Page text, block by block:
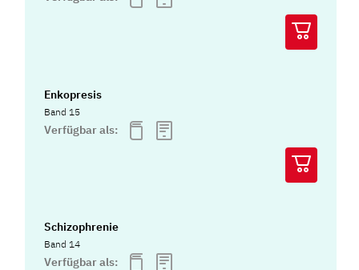
Enkopresis
Band 15
Verfügbar als:
Schizophrenie
Band 14
Verfügbar als: